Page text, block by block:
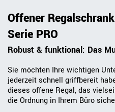
Offener
Serie PRO
Robust & funktional: Das
Sie möchten Ihre wichtigen
jederzeit schnell griffbereit
dieses offene Regal, das
die Ordnung in Ihrem Büro